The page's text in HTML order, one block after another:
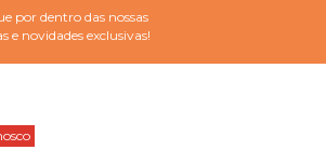
por dentro das nossas
e novidades exclusivas!